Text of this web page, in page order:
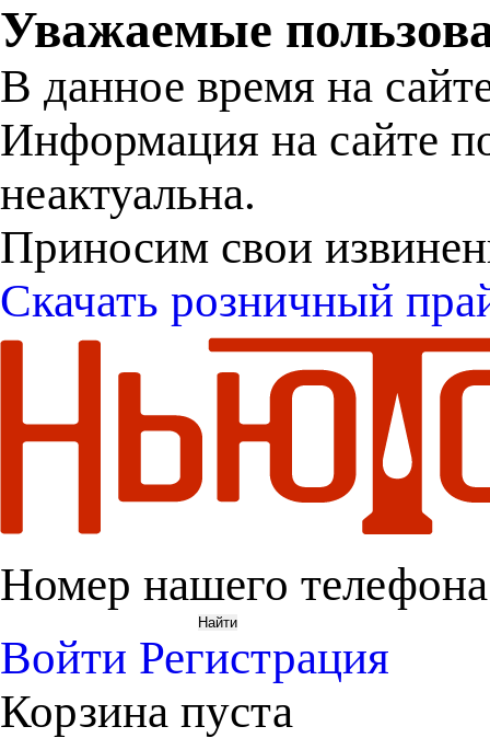
Уважаемые
В данное время на
Информация на сайте
неактуальна.
Приносим свои
Скачать розничный
Номер нашего
Войти Регистрация
Корзина пуста